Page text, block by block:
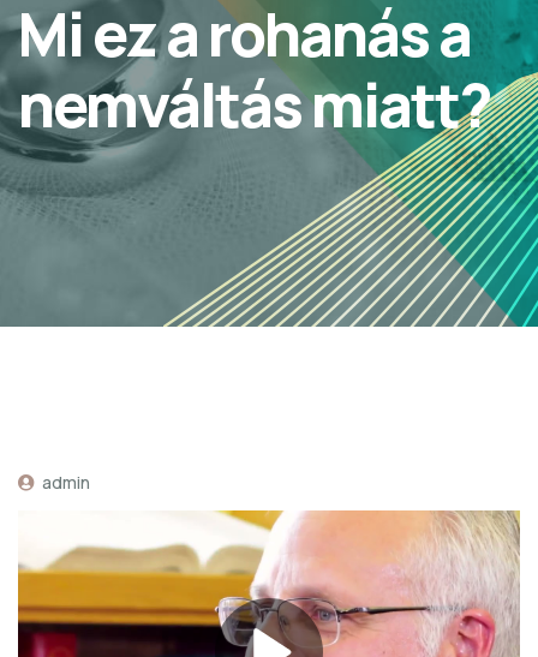
Mi ez a rohanás a
nemváltás miatt?
admin